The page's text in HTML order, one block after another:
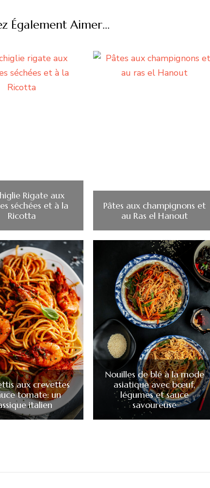
Également Aimer...
Rigate aux
séchées et à la
Ricotta
Pâtes aux champignons et
au Ras el Hanout
aux crevettes
tomate: un
italien
Nouilles de blé à la mode
asiatique avec bœuf,
légumes et sauce
savoureuse